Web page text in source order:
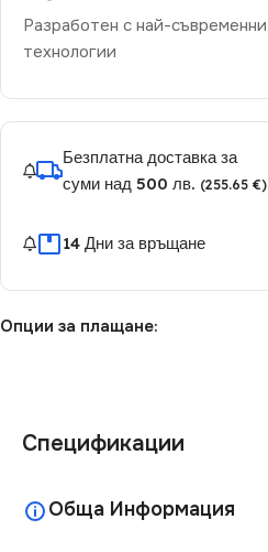
Разработен с най-съвременни
технологии
Безплатна доставка за
суми над 500 лв. (255.65 €)
14 Дни за връщане
Опции за плащане:
Спецификации
Обща Информация